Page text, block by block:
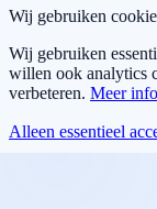
Wij gebruiken
Wij gebruiken
willen ook analytics
verbeteren. Meer
Alleen essentieel